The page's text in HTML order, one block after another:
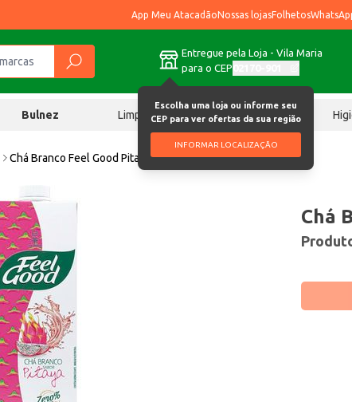
App Meu AtacadãoNossas lojasFolhetos
Entregue pela Loja - Vila Maria
para o CEP
Escolha uma loja ou informe seu
CEP para ver ofertas da sua região
INFORMAR LOCALIZAÇÃO
Bulnez Limpeza Chocolates
Chá Branco Feel Good Pitaya 1L
Chá